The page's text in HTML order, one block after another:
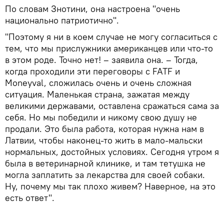
По словам Знотини, она настроена "очень
национально патриотично".
"Поэтому я ни в коем случае не могу согласиться с
тем, что мы прислужники американцев или что-то
в этом роде. Точно нет! – заявила она. – Тогда,
когда проходили эти переговоры с FATF и
Moneyval, сложилась очень и очень сложная
ситуация. Маленькая страна, зажатая между
великими державами, оставлена сражаться сама за
себя. Но мы победили и никому свою душу не
продали. Это была работа, которая нужна нам в
Латвии, чтобы наконец-то жить в мало-мальски
нормальных, достойных условиях. Сегодня утром я
была в ветеринарной клинике, и там тетушка не
могла заплатить за лекарства для своей собаки.
Ну, почему мы так плохо живем? Наверное, на это
есть ответ".